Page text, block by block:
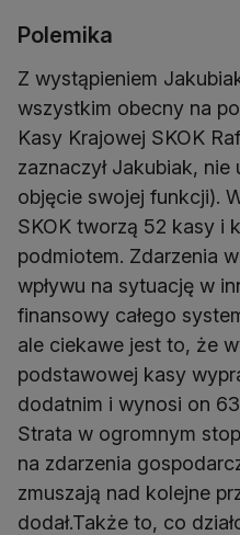
Polemika
Z wystąpieniem
wszystkim obecny na
Kasy Krajowej SKOK
zaznaczył Jakubiak, nie
objęcie swojej funkcji).
SKOK tworzą 52 kasy i
podmiotem. Zdarzenia
wpływu na sytuację w
finansowy całego
ale ciekawe jest to, że
podstawowej kasy
dodatnim i wynosi on
Strata w ogromnym
na zdarzenia
zmuszają nad kolejne
dodał.Także to, co